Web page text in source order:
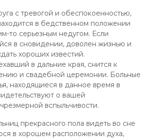
с тревогой и обеспокоенностью,
в бедственном положении
то серьезным недугом. Если
в сновидении, доволен жизнью и
хороших известий.
в дальние края, снится к
и свадебной церемонии. Больные
находящиеся в данное время в
о вашей
вспыльчивости.
прекрасного пола видеть во сне
в хорошем расположении духа,